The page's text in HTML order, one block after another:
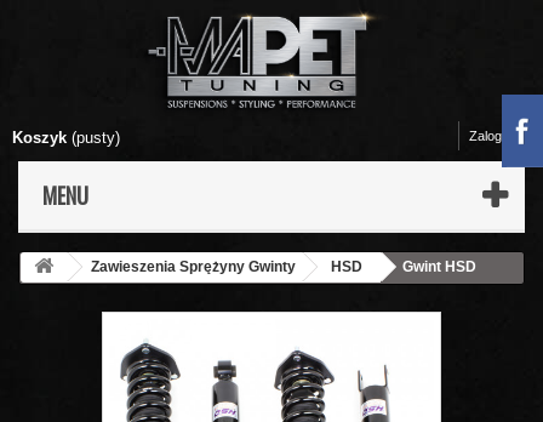
Koszyk (pusty)
MENU
Zaloguj się
Zawieszenia Sprężyny Gwinty HSD
Gwint HSD